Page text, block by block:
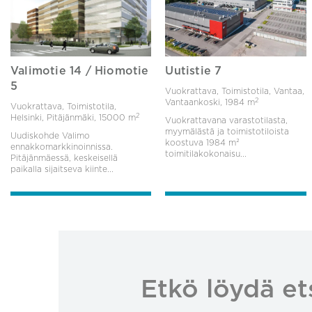
Valimotie 14 / Hiomotie
5
Vuokrattava, Toimistotila,
Helsinki, Pitäjänmäki, 15000 m2
Uudiskohde Valimo
ennakkomarkkinoinnissa.
Pitäjänmäessä, keskeisellä
paikalla sijaitseva kiinte...
Uutistie 7
Vuokrattava, Toimistotila, Vantaa,
Vantaankoski,1984 m2
Vuokrattavana varastotilasta,
myymälästä ja toimistotiloista
koostuva 1984 m²
toimitilakokonaisu...
Etkö löydä